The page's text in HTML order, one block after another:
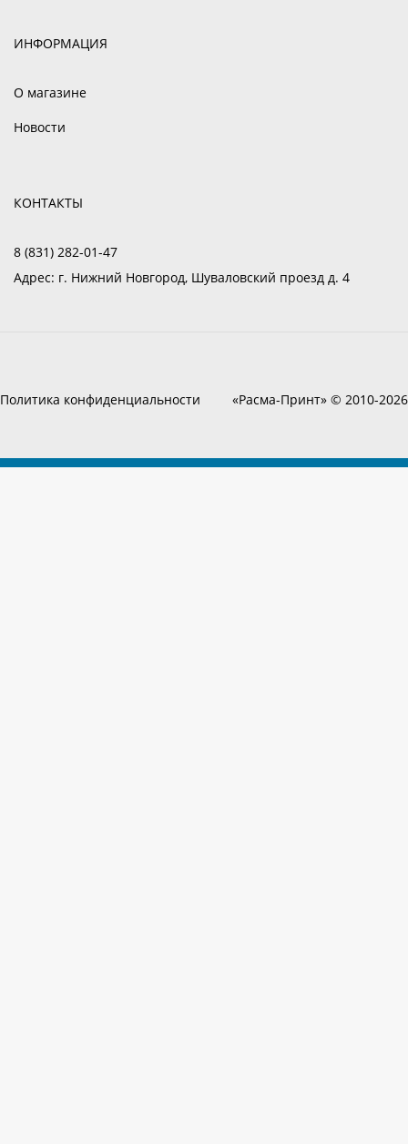
ИНФОРМАЦИЯ
О магазине
Новости
КОНТАКТЫ
8 (831) 282-01-47
Адрес: г. Нижний Новгород, Шуваловский проезд д. 4
Политика конфиденциальности «Расма-Принт» © 2010-2026